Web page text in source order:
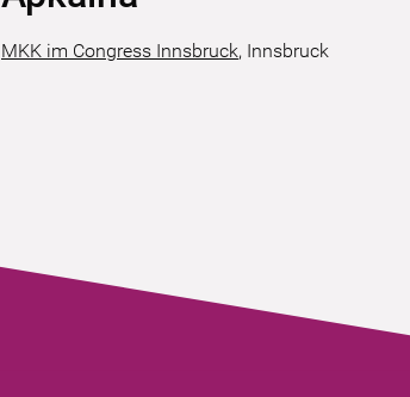
MKK im Congress Innsbruck, Innsbruck